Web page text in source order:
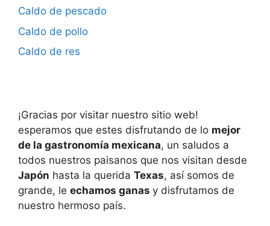
Caldo de pescado
Caldo de pollo
Caldo de res
¡Gracias por visitar nuestro sitio web!
esperamos que estes disfrutando de lo mejor
de la gastronomía mexicana, un saludos a
todos nuestros paisanos que nos visitan desde
Japón hasta la querida Texas, así somos de
grande, le echamos ganas y disfrutamos de
nuestro hermoso país.